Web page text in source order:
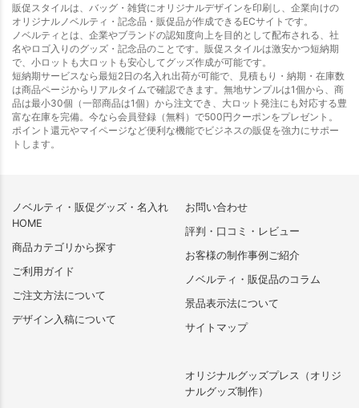
販促スタイルは、バッグ・雑貨にオリジナルデザインを印刷し、企業向けの
オリジナルノベルティ・記念品・販促品が作成できるECサイトです。
ノベルティとは、企業やブランドの認知度向上を目的として配布される、社
名やロゴ入りのグッズ・記念品のことです。販促スタイルは激安かつ短納期
で、小ロットも大ロットも安心してグッズ作成が可能です。
短納期サービスなら最短2日の名入れ出荷が可能で、見積もり・納期・在庫数
は商品ページからリアルタイムで確認できます。無地サンプルは1個から、商
品は最小30個（一部商品は1個）から注文でき、大ロット発注にも対応する豊
富な在庫を完備。今なら会員登録（無料）で500円クーポンをプレゼント。
ポイント還元やマイページなど便利な機能でビジネスの販促を強力にサポー
トします。
ノベルティ・販促グッズ・名入れ
HOME
商品カテゴリから探す
ご利用ガイド
ご注文方法について
デザイン入稿について
お問い合わせ
評判・口コミ・レビュー
お客様の制作事例ご紹介
ノベルティ・販促品のコラム
景品表示法について
サイトマップ
オリジナルグッズプレス（オリジ
ナルグッズ制作）